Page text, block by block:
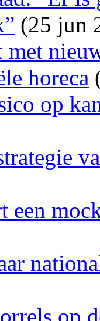
(25 jun
met
horeca
op
een
op